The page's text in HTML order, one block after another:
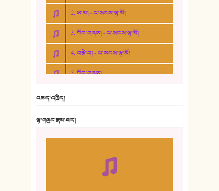
2. ཨ་མ། - པ་སངས་ལྷ་མོ།
3. ཀོང་གཞས། - པ་སངས་ལྷ་མོ།
4. བརྩེ་བ། - པ་སངས་ལྷ་མོ།
5. ཀོང་གཞས།
10. ཆང་གཞས། ༣
འཆད་འཁྲིད།
ལྷ་གཞུང་རྣམ་ཐར།